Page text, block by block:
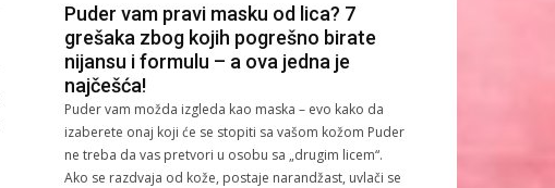
Puder vam pravi masku od lica? 7
grešaka zbog kojih pogrešno birate
nijansu i formulu – a ova jedna je
najčešća!
Puder vam možda izgleda kao maska – evo kako da
izaberete onaj koji će se stopiti sa vašom kožom Puder
ne treba da vas pretvori u osobu sa „drugim licem“.
Ako se razdvaja od kože, postaje narandžast, uvlači se